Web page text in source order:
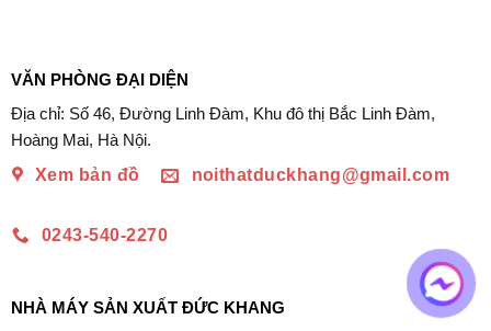
VĂN PHÒNG ĐẠI DIỆN
Địa chỉ: Số 46, Đường Linh Đàm, Khu đô thị Bắc Linh Đàm,
Hoàng Mai, Hà Nội.
Xem bản đồ
noithatduckhang@gmail.com
0243-540-2270
NHÀ MÁY SẢN XUẤT ĐỨC KHANG